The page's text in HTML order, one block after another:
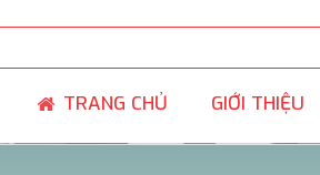
TRANG CHỦ GIỚI THIỆU